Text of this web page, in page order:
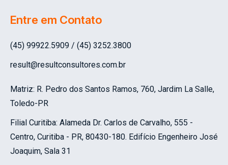
Entre em Contato
(45) 99922.5909 / (45) 3252.3800
result@resultconsultores.com.br
Matriz: R. Pedro dos Santos Ramos, 760, Jardim La Salle,
Toledo-PR
Filial Curitiba: Alameda Dr. Carlos de Carvalho, 555 -
Centro, Curitiba - PR, 80430-180. Edifício Engenheiro José
Joaquim, Sala 31